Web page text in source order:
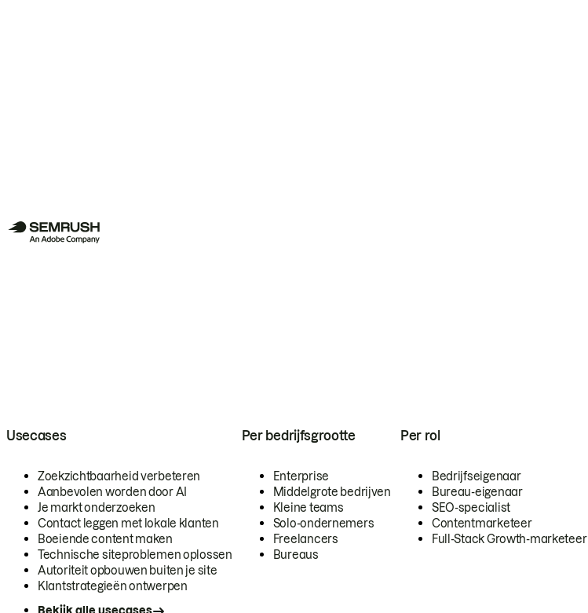
Usecases
Zoekzichtbaarheid verbeteren
Aanbevolen worden door AI
Je markt onderzoeken
Contact leggen met lokale klanten
Boeiende content maken
Technische siteproblemen oplossen
Autoriteit opbouwen buiten je site
Klantstrategieën ontwerpen
Per bedrijfsgrootte
Enterprise
Middelgrote bedrijven
Kleine teams
Solo-ondernemers
Freelancers
Bureaus
Per rol
Bedrijfseigenaar
Bureau-eigenaar
SEO-specialist
Contentmarketeer
Full-Stack Growth-marketeer